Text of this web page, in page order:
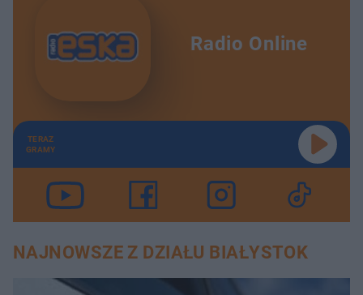
Radio Online
TERAZ
GRAMY
NAJNOWSZE Z DZIAŁU BIAŁYSTOK